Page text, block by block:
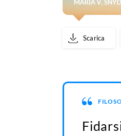
Scarica